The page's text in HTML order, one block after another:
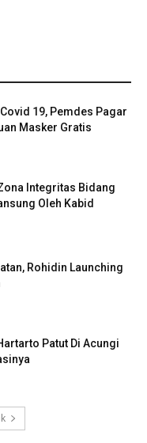
19, Pemdes Pagar
Masker Gratis
Integritas Bidang
Oleh Kabid
Rohidin Launching
Patut Di Acungi